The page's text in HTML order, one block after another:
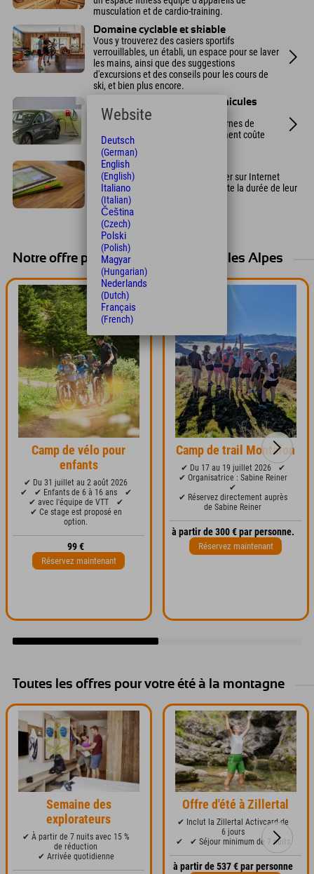
musculation et de cardio-training.
Domaine cyclable et skiable
Vous y trouverez des casiers sportifs
verrouillables, un établi, un espace pour se laver
les mains, ainsi que des suggestions
d'excursions et des conseils pour les cours de
ski, et bien plus encore.
Bornes de recharge pour véhicules
électriques (payantes)
Le parking souterrain compte 4 bornes de
recharge publiques. Le stationnement coûte
8,80 €.
Wi-Fi gratuit
Les clients d'Explorer peuvent surfer sur Internet
gratuitement via Wi-Fi pendant toute la durée de leur
séjour.
Notre offre pour vos vacances dans les Alpes
Camp de vélo pour
enfants
✔ Du 31 juillet au 2 août 2026
✔
✔ Enfants de 6 à 16 ans
✔
✔ avec l'équipe de VTT
✔
✔ Ce stage est proposé en
option.
99 €
Réservez maintenant
Camp de trail Montafon
✔ Du 17 au 19 juillet 2026
✔
✔ Organisatrice : Sabine Reiner
✔
✔ Réservez directement auprès
de Sabine Reiner
à partir de 300 € par personne.
Réservez maintenant
Toutes les offres pour votre été à la montagne
Semaine des
explorateurs
✔ À partir de 7 nuits avec 15 %
de réduction
✔ Arrivée quotidienne
Offre d'été à Zillertal
✔ Inclut la Zillertal Activcard de
6 jours
✔
✔ Séjour minimum de 7 nuits
à partir de 537 € par personne
Website
Deutsch
(German)
English
(English)
Italiano
(Italian)
Čeština
(Czech)
Polski
(Polish)
Magyar
(Hungarian)
Nederlands
(Dutch)
Français
(French)